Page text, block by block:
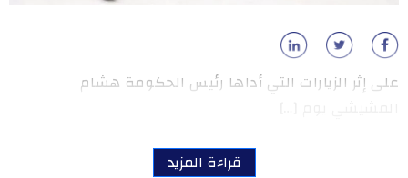
على إثر الزيارات التي أداها رئيس الحكومة هشام
قراءة المزيد